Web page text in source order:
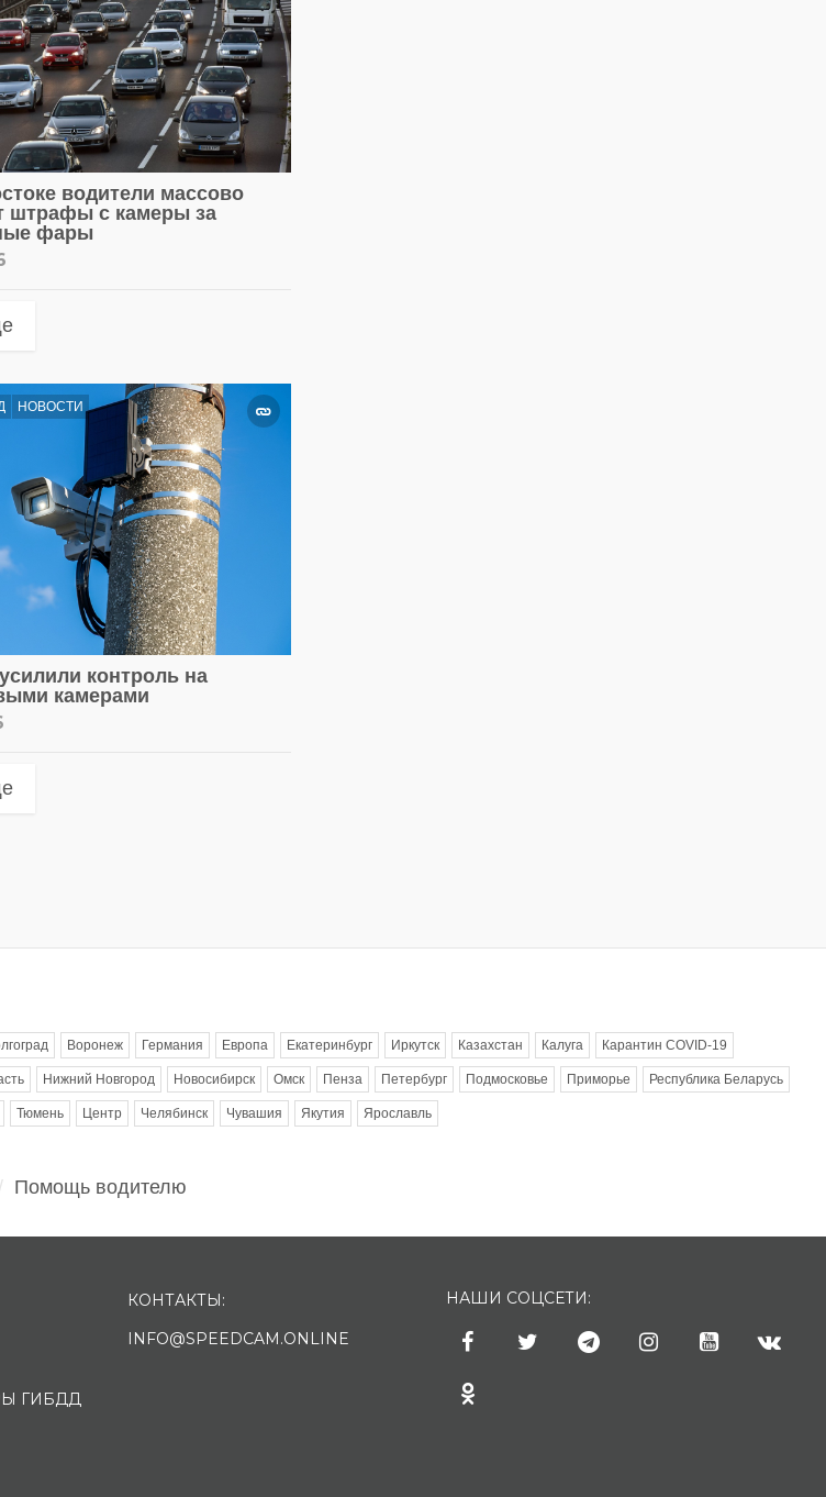
водители массово
штрафы с камеры за
фары
НОВОСТИ
контроль на
камерами
Воронеж Германия Европа Екатеринбург Иркутск Казахстан Калуга Карантин COVID-19
Нижний Новгород Новосибирск Омск Пенза Петербург Подмосковье Приморье Республика Беларусь
Тюмень Центр Челябинск Чувашия Якутия Ярославль
Помощь водителю
ГИБДД
КОНТАКТЫ:
INFO@SPEEDCAM.ONLINE
НАШИ СОЦСЕТИ: